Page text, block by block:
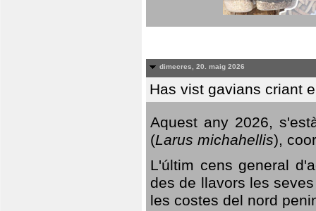
dimecres, 20. maig 2026
Has vist gavians criant
Aquest any 2026,
(Larus michahellis),
L'últim cens general
des de llavors les
les costes del nord